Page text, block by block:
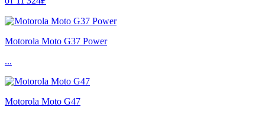
Motorola Moto G37 Power
...
Motorola Moto G47